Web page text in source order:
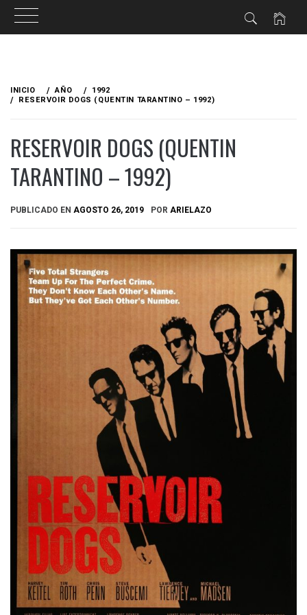
contenido
INICIO AÑO
1992
RESERVOIR DOGS (QUENTIN TARANTINO – 1992)
RESERVOIR DOGS (QUENTIN
TARANTINO – 1992)
PUBLICADO EN AGOSTO 26, 2019 POR ARIELAZO